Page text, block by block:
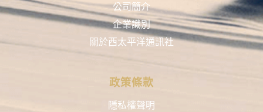
公司簡介
企業識別
關於西太平洋通訊社
政策條款
隱私權聲明